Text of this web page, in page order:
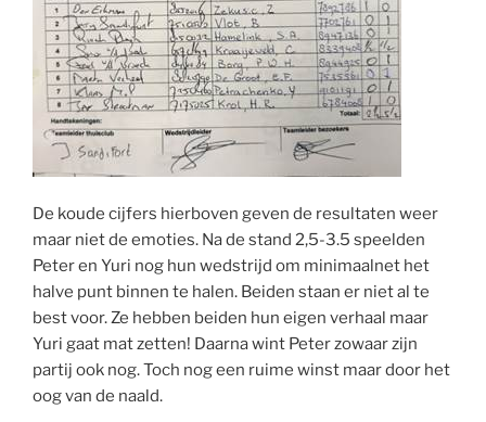
De koude cijfers hierboven geven de resultaten weer
maar niet de emoties. Na de stand 2,5-3.5 speelden
Peter en Yuri nog hun wedstrijd om minimaalnet het
halve punt binnen te halen. Beiden staan er niet al te
best voor. Ze hebben beiden hun eigen verhaal maar
Yuri gaat mat zetten! Daarna wint Peter zowaar zijn
partij ook nog. Toch nog een ruime winst maar door het
oog van de naald.